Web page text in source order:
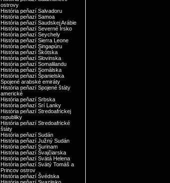
ostrovy
História peňazí Salvadoru
História peňazí Samoa
História peňazí Saudskej Arábie
História peňazí Severné Írsko
História peňazí Seychely
História peňazí Sierra Leone
História peňazí Singapúru
História peňazí Škótska
História peňazí Slovinska
História peňazí Somalilandu
História peňazí Somálska
História peňazí Španielska
Spojené arabské emiráty
História peňazí Spojené štáty
americké
História peňazí Srbska
História peňazí Srí Lanky
História peňazí Stredoafrickej
republiky
História peňazí Stredoafrické
štáty
História peňazí Sudán
História peňazí Južný Sudán
História peňazí Surinam
História peňazí Švajčiarska
História peňazí Svätá Helena
História peňazí Svätý Tomáš a
Princov ostrov
História peňazí Švédska